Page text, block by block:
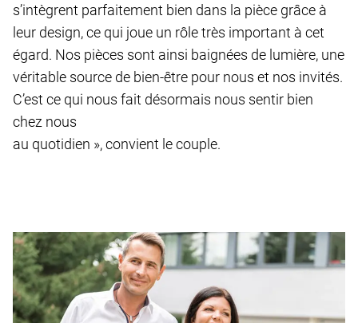
s’intègrent parfaitement bien dans la pièce grâce à
leur design, ce qui joue un rôle très important à cet
égard. Nos pièces sont ainsi baignées de lumière, une
véritable source de bien-être pour nous et nos invités.
C’est ce qui nous fait désormais nous sentir bien
chez nous
au quotidien », convient le couple.